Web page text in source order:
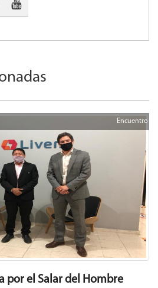
Encuentro
por el Salar del Hombre